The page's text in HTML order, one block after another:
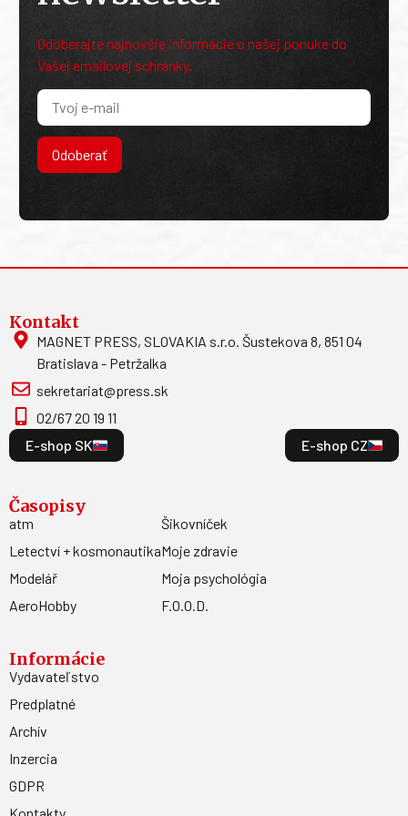
Odoberajte najnovšie informácie o našej ponuke do
Vašej emailovej schránky.
Odoberať
Kontakt
MAGNET PRESS, SLOVAKIA s.r.o. Šustekova 8, 851 04
Bratislava - Petržalka
sekretariat@press.sk
02/67 20 19 11
E-shop SK
E-shop CZ
Časopisy
atm
Letectví + kosmonautika
Modelář
AeroHobby
Šikovníček
Moje zdravie
Moja psychológia
F.O.O.D.
Informácie
Vydavateľstvo
Predplatné
Archív
Inzercia
GDPR